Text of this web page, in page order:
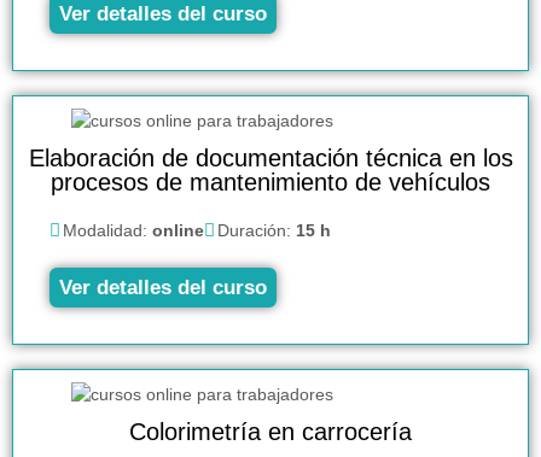
Ver detalles del curso
Elaboración de documentación técnica en los
procesos de mantenimiento de vehículos
Modalidad: online Duración: 15 h
Ver detalles del curso
Colorimetría en carrocería